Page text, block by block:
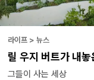
라이프 > 뉴스
릴 우지 버트가 내
그들이 사는 세상